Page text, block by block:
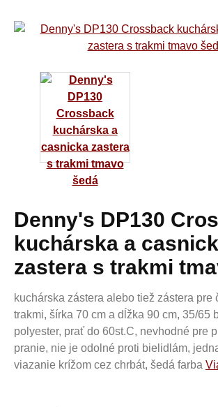
Denny's DP130
kuchárska a
zastera s trakmi
kuchárska zástera alebo tiež zástera pre
trakmi, šírka 70 cm a dĺžka 90 cm, 35/65
polyester, prať do 60st.C, nevhodné pre
pranie, nie je odolné proti bielidlám,
viazanie krížom cez chrbát, šedá farba